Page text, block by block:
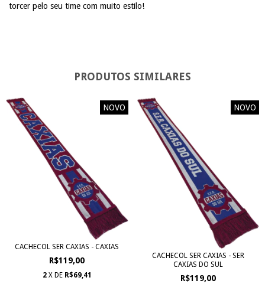
torcer pelo seu time com muito estilo!
PRODUTOS SIMILARES
NOVO
CACHECOL SER CAXIAS - CAXIAS
R$119,00
2 X DE R$69,41
NOVO
CACHECOL SER CAXIAS - SER
CAXIAS DO SUL
R$119,00